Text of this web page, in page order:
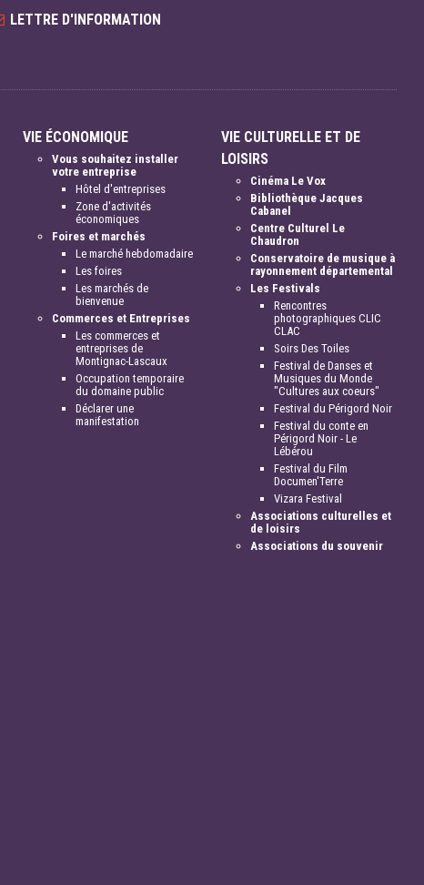
LETTRE D'INFORMATION
VIE ÉCONOMIQUE
Vous souhaitez installer
votre entreprise
Hôtel d'entreprises
Zone d'activités
économiques
Foires et marchés
Le marché hebdomadaire
Les foires
Les marchés de
bienvenue
Commerces et Entreprises
Les commerces et
entreprises de
Montignac-Lascaux
Occupation temporaire
du domaine public
Déclarer une
manifestation
VIE CULTURELLE ET DE
LOISIRS
Cinéma Le Vox
Bibliothèque Jacques
Cabanel
Centre Culturel Le
Chaudron
Conservatoire de musique à
rayonnement départemental
Les Festivals
Rencontres
photographiques CLIC
CLAC
Soirs Des Toiles
Festival de Danses et
Musiques du Monde
"Cultures aux coeurs"
Festival du Périgord Noir
Festival du conte en
Périgord Noir - Le
Lébérou
Festival du Film
Documen'Terre
Vizara Festival
Associations culturelles et
de loisirs
Associations du souvenir